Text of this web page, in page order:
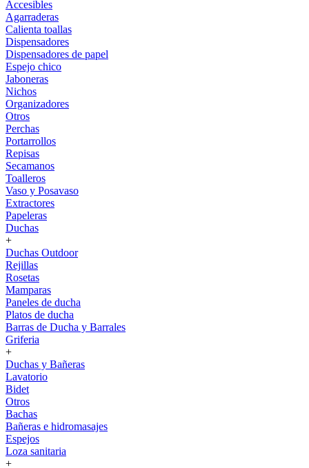
Accesibles
Agarraderas
Calienta toallas
Dispensadores
Dispensadores de papel
Espejo chico
Jaboneras
Nichos
Organizadores
Otros
Perchas
Portarrollos
Repisas
Secamanos
Toalleros
Vaso y Posavaso
Extractores
Papeleras
Duchas
+
Duchas Outdoor
Rejillas
Rosetas
Mamparas
Paneles de ducha
Platos de ducha
Barras de Ducha y Barrales
Griferia
+
Duchas y Bañeras
Lavatorio
Bidet
Otros
Bachas
Bañeras e hidromasajes
Espejos
Loza sanitaria
+